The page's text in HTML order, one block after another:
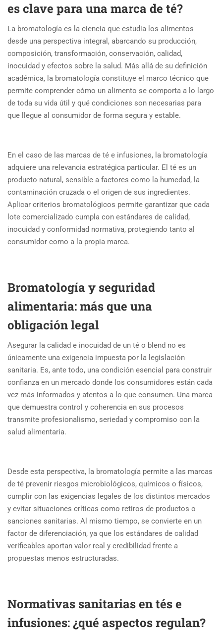
es clave para una marca de té?
La bromatología es la ciencia que estudia los alimentos
desde una perspectiva integral, abarcando su producción,
composición, transformación, conservación, calidad,
inocuidad y efectos sobre la salud. Más allá de su definición
académica, la bromatología constituye el marco técnico que
permite comprender cómo un alimento se comporta a lo largo
de toda su vida útil y qué condiciones son necesarias para
que llegue al consumidor de forma segura y estable.
En el caso de las marcas de té e infusiones, la bromatología
adquiere una relevancia estratégica particular. El té es un
producto natural, sensible a factores como la humedad, la
contaminación cruzada o el origen de sus ingredientes.
Aplicar criterios bromatológicos permite garantizar que cada
lote comercializado cumpla con estándares de calidad,
inocuidad y conformidad normativa, protegiendo tanto al
consumidor como a la propia marca.
Bromatología y seguridad
alimentaria: más que una
obligación legal
Asegurar la calidad e inocuidad de un té o blend no es
únicamente una exigencia impuesta por la legislación
sanitaria. Es, ante todo, una condición esencial para construir
confianza en un mercado donde los consumidores están cada
vez más informados y atentos a lo que consumen. Una marca
que demuestra control y coherencia en sus procesos
transmite profesionalismo, seriedad y compromiso con la
salud alimentaria.
Desde esta perspectiva, la bromatología permite a las marcas
de té prevenir riesgos microbiológicos, químicos o físicos,
cumplir con las exigencias legales de los distintos mercados
y evitar situaciones críticas como retiros de productos o
sanciones sanitarias. Al mismo tiempo, se convierte en un
factor de diferenciación, ya que los estándares de calidad
verificables aportan valor real y credibilidad frente a
propuestas menos estructuradas.
Normativas sanitarias en tés e
infusiones: ¿qué aspectos regulan?